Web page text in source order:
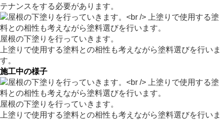
テナンスをする必要があります。
屋根の下塗りを行っていきます。
上塗りで使用する塗料との相性も考えながら塗料選びを行いま
す。
施工中の様子
屋根の下塗りを行っていきます。
上塗りで使用する塗料との相性も考えながら塗料選びを行いま